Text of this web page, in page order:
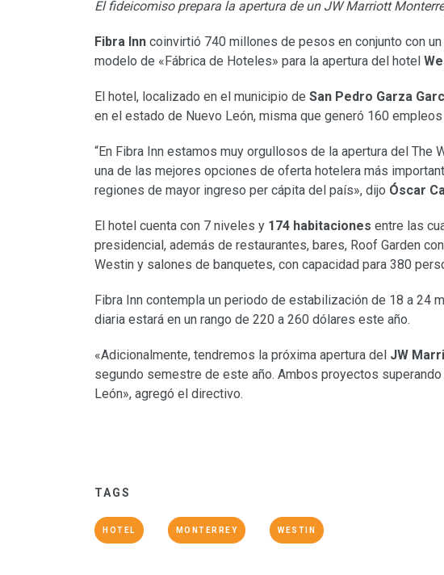
El fideicomiso prepara la apertura de un JW Marriott
Fibra Inn coinvirtió 740 millones de pesos en conjunto con
modelo de «Fábrica de Hoteles» para la apertura del hotel
El hotel, localizado en el municipio de San Pedro Garza
en el estado de Nuevo León, misma que generó 160
“En Fibra Inn estamos muy orgullosos de la apertura del The
una de las mejores opciones de oferta hotelera más
regiones de mayor ingreso per cápita del país», dijo Óscar
El hotel cuenta con 7 niveles y 174 habitaciones entre las
presidencial, además de restaurantes, bares, Roof Garden
Westin y salones de banquetes, con capacidad para 380
Fibra Inn contempla un periodo de estabilización de 18 a 24
diaria estará en un rango de 220 a 260 dólares este año.
«Adicionalmente, tendremos la próxima apertura del JW
segundo semestre de este año. Ambos proyectos
León», agregó el directivo.
TAGS
HOTEL MONTERREY WESTIN